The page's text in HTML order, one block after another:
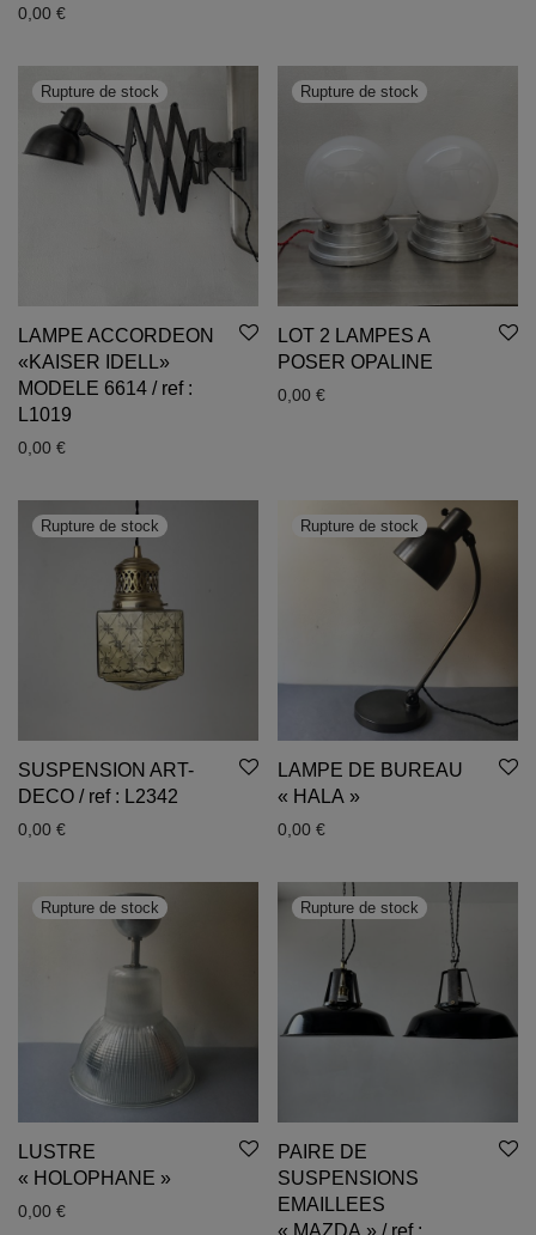
0,00 €
LAMPE ACCORDEON
«KAISER IDELL»
MODELE 6614 / ref :
L1019
0,00 €
LOT 2 LAMPES A
POSER OPALINE
0,00 €
SUSPENSION ART-
DECO / ref : L2342
0,00 €
LAMPE DE BUREAU
« HALA »
0,00 €
LUSTRE
« HOLOPHANE »
0,00 €
PAIRE DE
SUSPENSIONS
EMAILLEES
« MAZDA » / ref :